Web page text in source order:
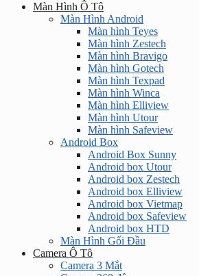
Màn Hình Ô Tô
Màn Hình Android
Màn hình Teyes
Màn hình Zestech
Màn hình Bravigo
Màn hình Gotech
Màn hình Texpad
Màn hình Winca
Màn hình Elliview
Màn hình Utour
Màn hình Safeview
Android Box
Android Box Sunny
Android box Utour
Android box Zestech
Android box Elliview
Android box Vietmap
Android box Safeview
Android box HTD
Màn Hình Gối Đầu
Camera Ô Tô
Camera 3 Mắt